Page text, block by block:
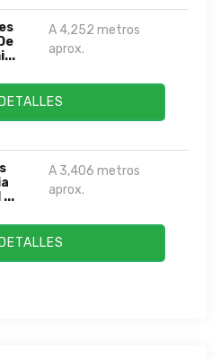
A 4,252 metros
aprox.
...
A 3,406 metros
aprox.